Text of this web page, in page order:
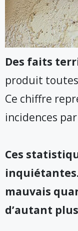
Des faits
produit toutes
Ce chiffre
incidences
Ces
mauvais
d’autant